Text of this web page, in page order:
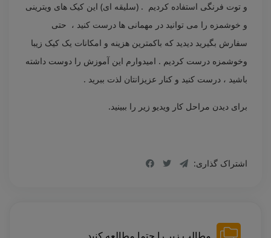
و توت فرنگی استفاده کردیم . (سلیقه ای) این کیک های ویترینی
و خوشمزه را می توانید در مهمانی ها درست کنید ، حتی
سفارش بگیرید دیدید که باکمترین هزینه و امکانات یک کیک زیبا
وخوشمزه درست کردیم . امیدوارم این آموزش را دوست داشته
باشید ، درست کنید و کنار عزیزانتان لذت ببرید .
برای دیدن مراحل کار ویدیو زیر را ببینید.
اشتراک گذاری: